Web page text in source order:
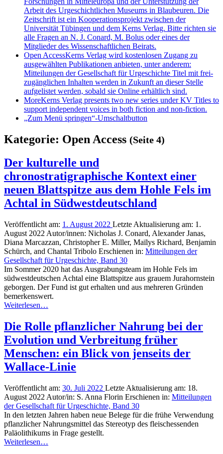
Arbeit des Urgeschichtlichen Museums in Blaubeuren. Die
Zeitschrift ist ein Kooperationsprojekt zwischen der
Universität Tübingen und dem Kerns Verlag. Bitte richten sie
alle Fragen an N. J. Conard, M. Bolus oder eines der
Mitglieder des Wissenschaftlichen Beirats.
Open AccessKerns Verlag wird kostenlosen Zugang zu
ausgewählten Publikationen anbieten, unter anderem:
Mitteilungen der Gesellschaft für Urgeschichte Titel mit frei-
zugänglichen Inhalten werden in Zukunft an dieser Stelle
aufgelistet werden, sobald sie Online erhältlich sind.
MoreKerns Verlag presents two new series under KV Titles to
support independent voices in both fiction and non-fiction.
„Zum Menü springen“-Umschaltbutton
Kategorie: Open Access (Seite 4)
Der kulturelle und
chronostratigraphische Kontext einer
neuen Blattspitze aus dem Hohle Fels im
Achtal in Südwestdeutschland
Veröffentlicht am: 1. August 2022 Letzte Aktualisierung am: 1.
August 2022 Autor/innen: Nicholas J. Conard, Alexander Janas,
Diana Marcazzan, Christopher E. Miller, Maïlys Richard, Benjamin
Schürch, and Chantal Tribolo Erschienen in: Mitteilungen der
Gesellschaft für Urgeschichte, Band 30
Im Sommer 2020 hat das Ausgrabungsteam im Hohle Fels im
südwestdeutschen Achtal eine Blattspitze aus grauem Jurahornstein
geborgen. Der Fund ist gut erhalten und aus mehreren Gründen
bemerkenswert.
Weiterlesen…
Die Rolle pflanzlicher Nahrung bei der
Evolution und Verbreitung früher
Menschen: ein Blick von jenseits der
Wallace-Linie
Veröffentlicht am: 30. Juli 2022 Letzte Aktualisierung am: 18.
August 2022 Autor/in: S. Anna Florin Erschienen in: Mitteilungen
der Gesellschaft für Urgeschichte, Band 30
In den letzten Jahren haben neue Belege für die frühe Verwendung
pflanzlicher Nahrungsmittel das Stereotyp des fleischessenden
Paläolithikums in Frage gestellt.
Weiterlesen…